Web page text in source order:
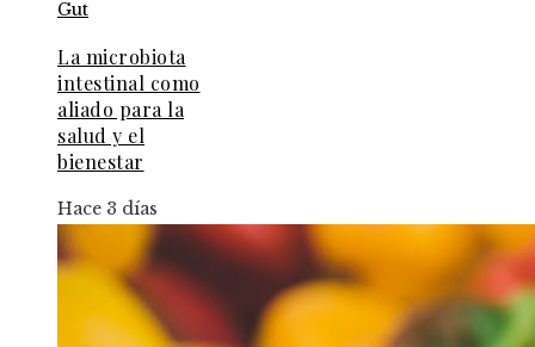
La microbiota
intestinal como
aliado para la
salud y el
bienestar
Hace 3 días